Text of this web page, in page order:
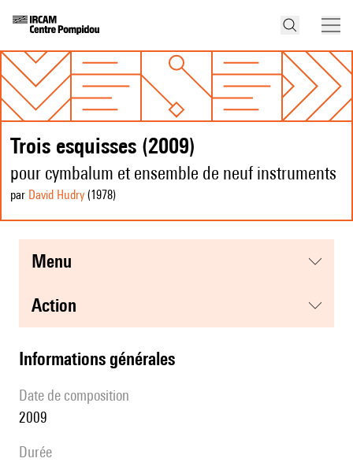
Trois esquisses (2009)
pour cymbalum et ensemble de neuf instruments
par David Hudry (1978)
menu
action
informations générales
date de composition
2009
durée